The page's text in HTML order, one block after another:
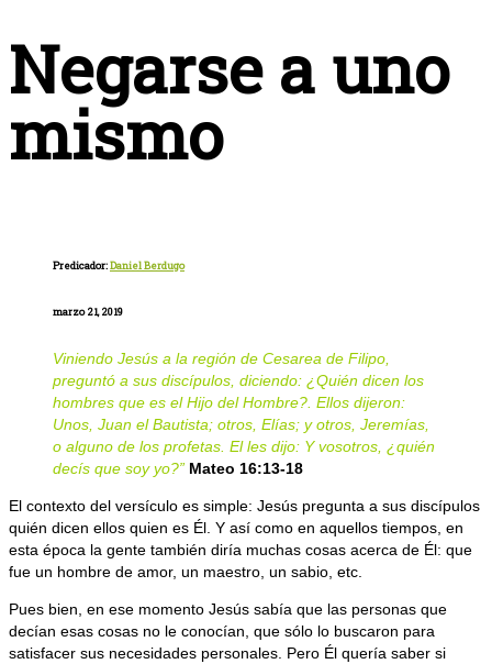
Negarse a uno
mismo
Predicador:Daniel Berdugo
marzo 21, 2019
Viniendo Jesús a la región de Cesarea de Filipo,
preguntó a sus discípulos, diciendo: ¿Quién dicen los
hombres que es el Hijo del Hombre?. Ellos dijeron:
Unos, Juan el Bautista; otros, Elías; y otros, Jeremías,
o alguno de los profetas. El les dijo: Y vosotros, ¿quién
decís que soy yo?” Mateo 16:13-18
El contexto del versículo es simple: Jesús pregunta a sus discípulos
quién dicen ellos quien es Él. Y así como en aquellos tiempos, en
esta época la gente también diría muchas cosas acerca de Él: que
fue un hombre de amor, un maestro, un sabio, etc.
Pues bien, en ese momento Jesús sabía que las personas que
decían esas cosas no le conocían, que sólo lo buscaron para
satisfacer sus necesidades personales. Pero Él quería saber si